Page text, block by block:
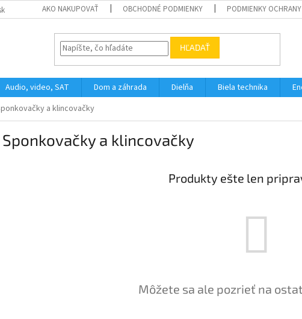
AKO NAKUPOVAŤ OBCHODNÉ PODMIENKY PODMIENKY OCHRANY
HĽADAŤ
Audio, video, SAT Dom a záhrada Dielňa Biela technika
a klincovačky
Sponkovačky a klincovačky
Produkty ešte len
Môžete sa ale pozrieť na